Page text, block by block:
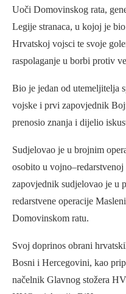
Uoči Domovinskog rata,
Legije stranaca, u kojoj je
Hrvatskoj vojsci te svoje
raspolaganje u borbi protiv
Bio je jedan od utemeljitelja
vojske i prvi zapovjednik
prenosio znanja i dijelio
Sudjelovao je u brojnim
osobito u
zapovjednik sudjelovao je u
redarstvene operacije
Domovinskom ratu.
Svoj doprinos obrani
Bosni i Hercegovini, kao
načelnik Glavnog stožera